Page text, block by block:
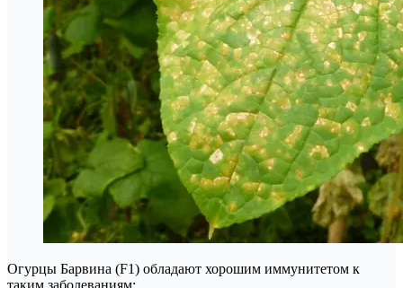
Огурцы Барвина (F1) обладают хорошим иммунитетом к
таким заболеваниям: